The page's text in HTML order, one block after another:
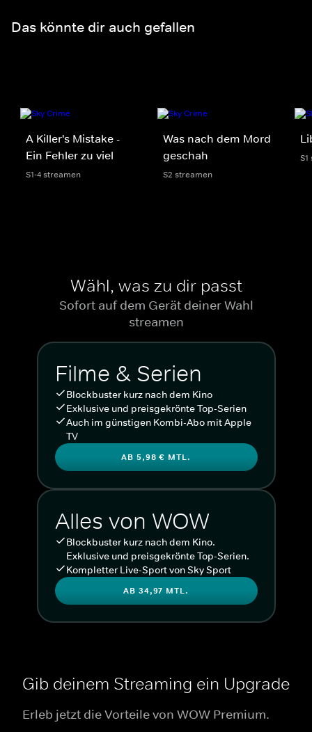
Das könnte dir auch gefallen
A Killer's Mistake -
Ein Fehler zu viel
S1-4 streamen
Was nach dem Mord
geschah
S2 streamen
Wähl, was zu dir passt
Sofort auf dem Gerät deiner Wahl
streamen
Filme & Serien
Blockbuster kurz nach dem Kino
Exklusive und preisgekrönte Top-Serien
Auch im günstigen Kombi-Abo mit Apple
TV
AB 5,98 € MTL.
Alles von WOW
Blockbuster kurz nach dem Kino.
Exklusive und preisgekrönte Top-Serien.
Kompletter Live-Sport von Sky Sport
AB 34,97 MTL.
Gib deinem Streaming ein Upgrade
Erleb jetzt die Vorteile von WOW Premium.